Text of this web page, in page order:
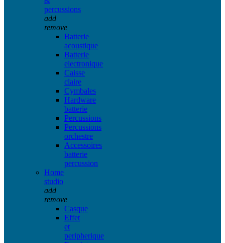
percussions
add
remove
Batterie
acoustique
Batterie
electronique
Caisse
claire
Cymbales
Hardware
batterie
Percussions
Percussions
orchestre
Accessoires
batterie
percussion
Home
studio
add
remove
Casque
Effet
et
peripherique